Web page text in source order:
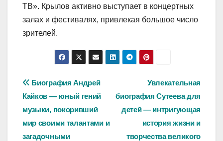
ТВ». Крылов активно выступает в концертных
залах и фестивалях, привлекая большое число
зрителей.
Навигация
по
записям
Увлекательная
биография Сутеева для
детей — интригующая
история жизни и
творчества великого
Биография Андрей
Кайков — юный гений
музыки, покоривший
мир своими талантами и
загадочными